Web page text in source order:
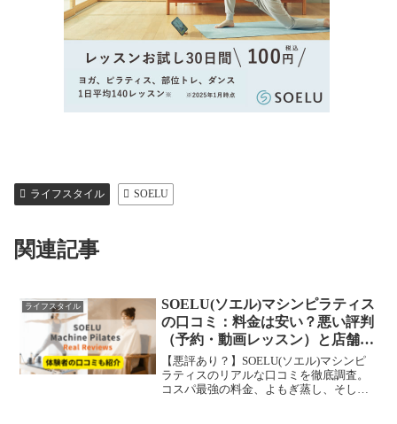
ライフスタイル SOELU
関連記事
ライフスタイル
SOELU(ソエル)マシンピラティス
の口コミ：料金は安い？悪い評判
（予約・動画レッスン）と店舗一
覧を徹底解説！
【悪評あり？】SOELU(ソエル)マシンピ
ラティスのリアルな口コミを徹底調査。
コスパ最強の料金、よもぎ蒸し、そして